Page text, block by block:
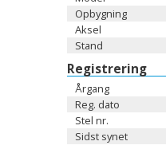
Opbygning
Aksel
Stand
Registrering
Årgang
Reg. dato
Stel nr.
Sidst synet